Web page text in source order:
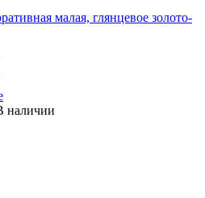
малая, глянцевое золото-
наличии